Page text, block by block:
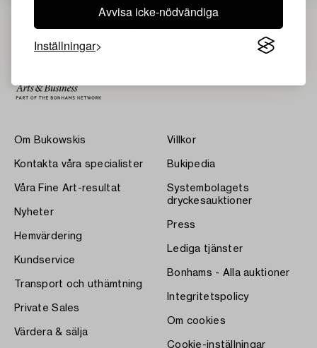
Avvisa icke-nödvändiga
Inställningar
Om Bukowskis
Kontakta våra specialister
Våra Fine Art-resultat
Nyheter
Hemvärdering
Kundservice
Transport och uthämtning
Private Sales
Värdera & sälja
Villkor
Bukipedia
Systembolagets
dryckesauktioner
Press
Lediga tjänster
Bonhams - Alla auktioner
Integritetspolicy
Om cookies
Cookie-inställningar